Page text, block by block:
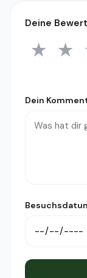
Deine
1
★ 2
★
Dein